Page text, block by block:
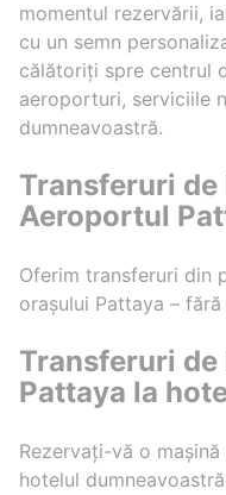
momentul rezervării,
cu un semn
călătoriți spre centrul
aeroporturi, serviciile
dumneavoastră.
Transferuri de
Aeroportul
Oferim transferuri din
orașului Pattaya –
Transferuri
Pattaya la
Rezervați-vă o
hotelul